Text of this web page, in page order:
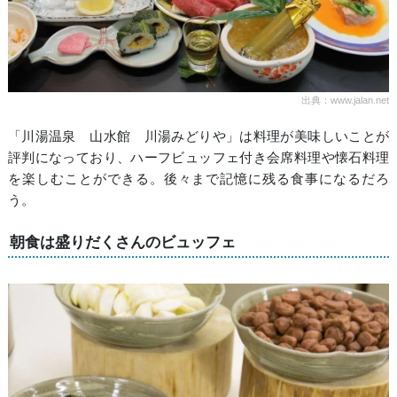
出典：www.jalan.net
「川湯温泉 山水館 川湯みどりや」は料理が美味しいことが
評判になっており、ハーフビュッフェ付き会席料理や懐石料理
を楽しむことができる。後々まで記憶に残る食事になるだろ
う。
朝食は盛りだくさんのビュッフェ